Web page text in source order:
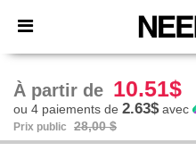
× Appli Needen
Meilleurs prix sur l’app !
À partir de 10.51$
ou 4 paiements de 2.63$avec
Prix public 28,00 $